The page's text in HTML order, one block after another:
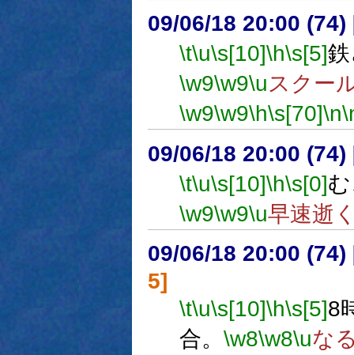
09/06/18 20:00 (74)
\t\u\s[10]\h\s[5]
\w9\w9\uスクー
\w9\w9\h\s[70]\n
09/06/18 20:00 (74)
\t\u\s[10]\h\s[0]
\w9\w9\u早速逝
09/06/18 20:00 (74)
5]
\t\u\s[10]\h\s[5]8
合。 \w8\w8\uな